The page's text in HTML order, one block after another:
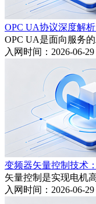
OPC UA协议深度解
OPC UA是面向服务
入网时间：2026-06-29
变频器矢量控制技术
矢量控制是实现电机
入网时间：2026-06-29